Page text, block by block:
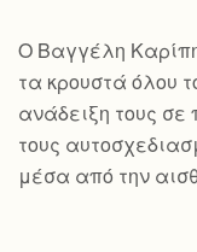
Ο Βαγγέλη
τα κρουστά όλου
ανάδειξη τους
τους
μέσα από την